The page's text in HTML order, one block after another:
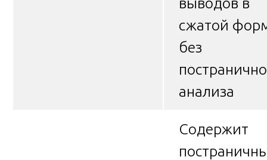
сжатой
без
анализа
Содержит